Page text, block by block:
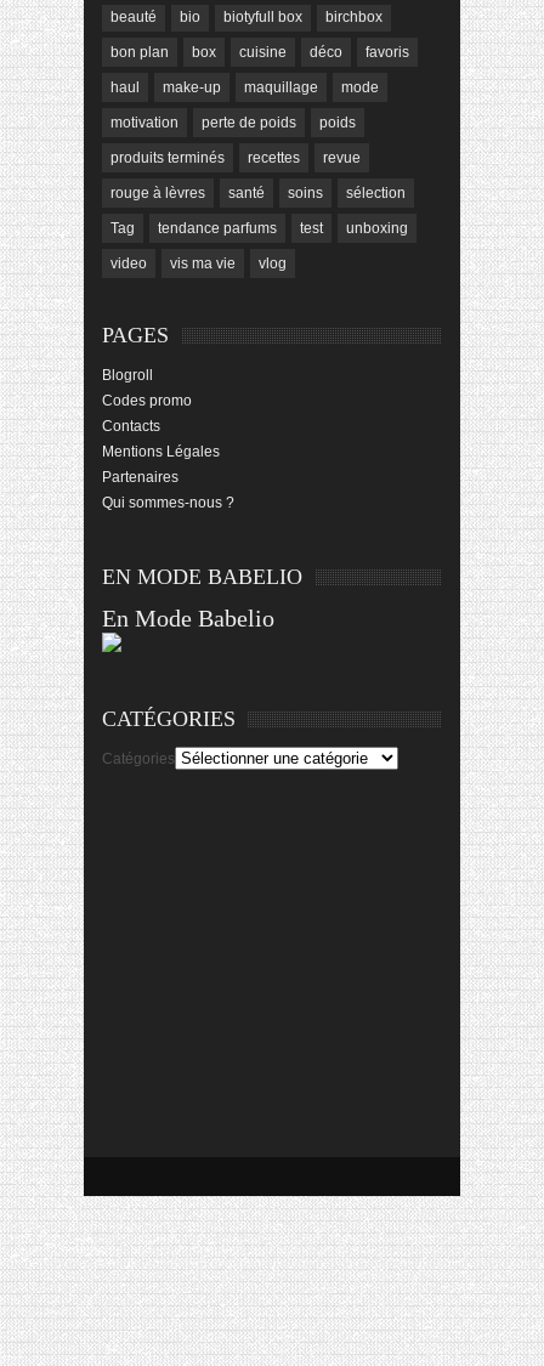
beauté bio biotyfull box birchbox
bon plan box cuisine déco favoris
haul make-up maquillage mode
motivation perte de poids poids
produits terminés recettes revue
rouge à lèvres santé soins sélection
Tag tendance parfums test unboxing
video vis ma vie vlog
PAGES
Blogroll
Codes promo
Contacts
Mentions Légales
Partenaires
Qui sommes-nous ?
EN MODE BABELIO
En Mode Babelio
CATÉGORIES
Catégories